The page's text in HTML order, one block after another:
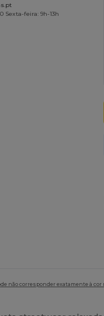
Sexta-feira: 9h-13h
não corresponder exatamente à cor